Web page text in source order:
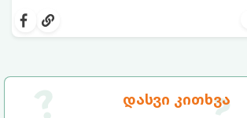
დასვი კითხვა
ის შეიცავს მინიმალურ
მომზადების დრო: 5 წუთი
მომზადებისთანავე, რბილი